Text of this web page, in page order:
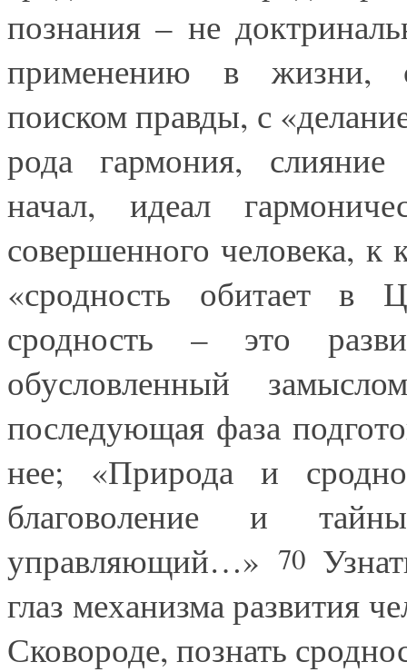
познания – не
применению в жизни,
поиском правды, с
рода гармония, слияние
начал, идеал
совершенного человека, к
«сродность обитает в
сродность – это
обусловленный
последующая фаза
нее; «Природа и
благоволение и
управляющий…» 70
глаз механизма развития
Сковороде, познать